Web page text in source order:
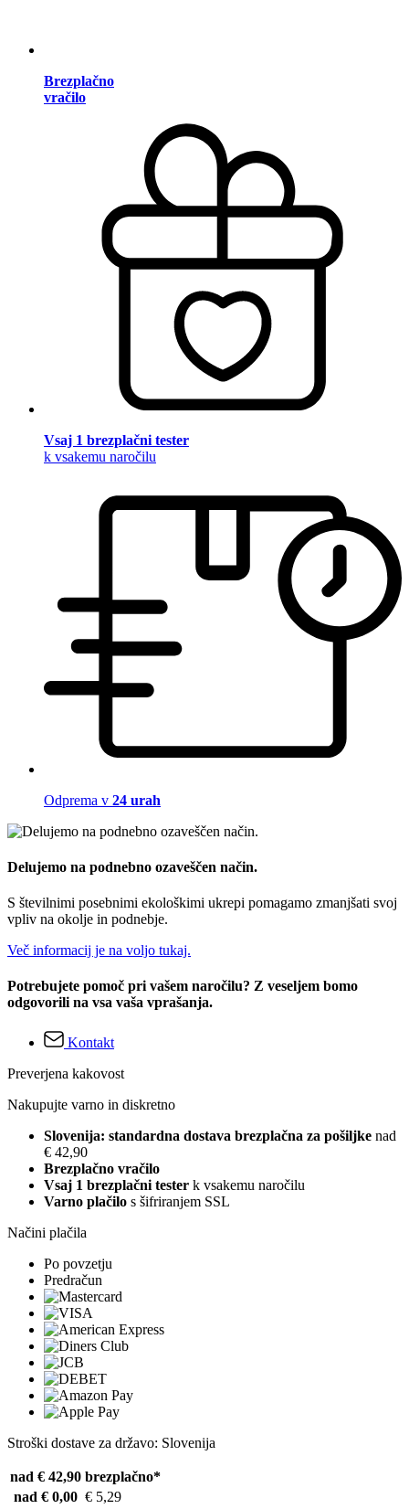
Brezplačno
vračilo
Vsaj 1 brezplačni tester
k vsakemu naročilu
Odprema v 24 urah
Delujemo na podnebno ozaveščen način.
S številnimi posebnimi ekološkimi ukrepi pomagamo zmanjšati svoj
vpliv na okolje in podnebje.
Več informacij je na voljo tukaj.
Potrebujete pomoč pri vašem naročilu? Z veseljem bomo
odgovorili na vsa vaša vprašanja.
Kontakt
Preverjena kakovost
Nakupujte varno in diskretno
Slovenija: standardna dostava brezplačna za pošiljke nad
€ 42,90
Brezplačno vračilo
Vsaj 1 brezplačni tester k vsakemu naročilu
Varno plačilo s šifriranjem SSL
Načini plačila
Po povzetju
Predračun
Stroški dostave za državo: Slovenija
nad € 42,90 brezplačno*
nad € 0,00 € 5,29